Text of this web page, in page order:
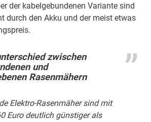
der kabelgebundenen Variante sind
durch den Akku und der meist etwas
zwischen
und
Rasenmähern
Elektro-Rasenmäher sind mit
Euro deutlich günstiger als